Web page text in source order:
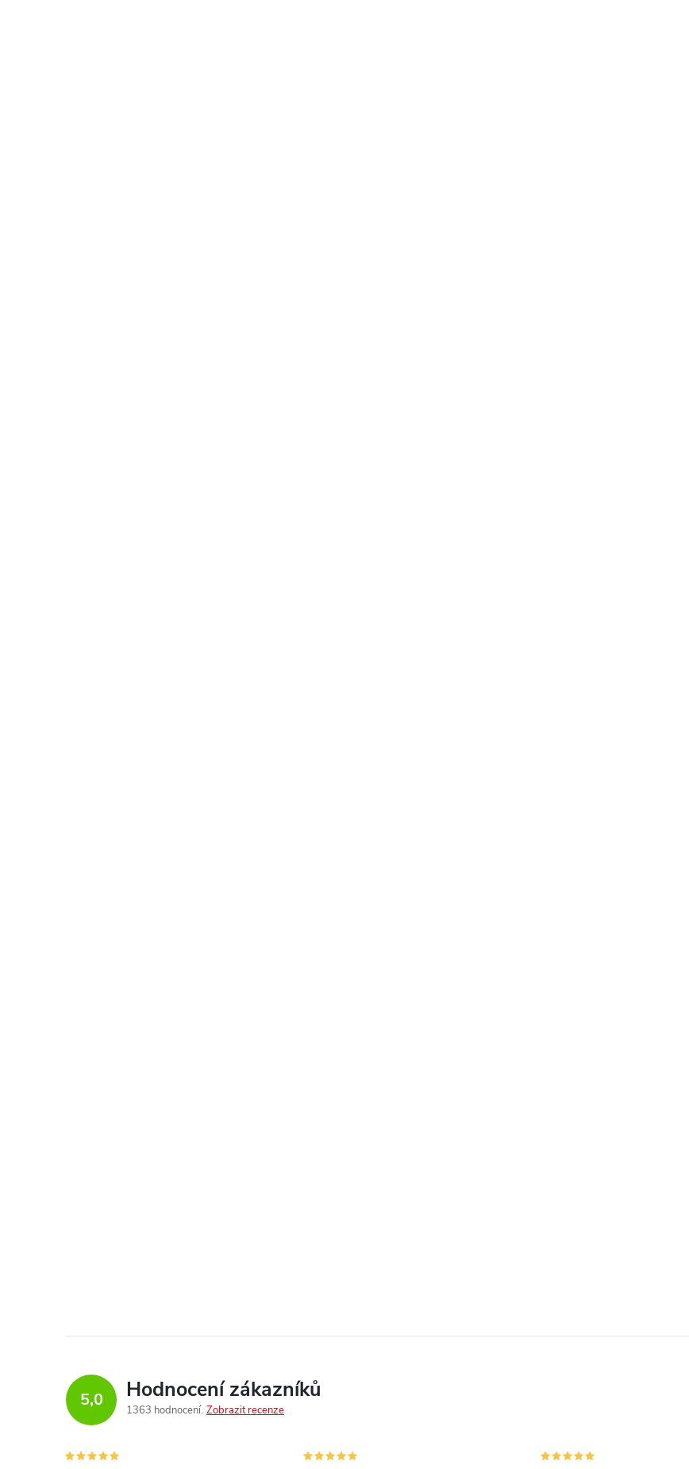
5,0 Hodnocení zákazníků
1363 hodnocení Zobrazit recenze